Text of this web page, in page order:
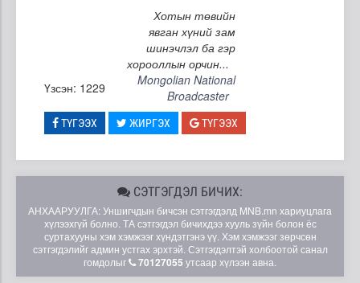
Хотын төвийн
явган хүний зам
шинэчлэл ба гэр
хорооллын орчин...
Үзсэн: 1229
Mongolian National
Broadcaster
ТҮГЭЭХ ЖИРГЭХ ТҮГЭЭХ
СЭТГЭГДЭЛ БИЧИХ:
АНХААРУУЛГА: Уншигчдын бичсэн сэтгэгдэлд MNB.mn хариуцлага
хүлээхгүй болно. ТА сэтгэгдэл бичихдээ хууль зүйн болон ёс
суртахууны хэм хэмжээг хүндэтгэнэ үү. Хэм хэмжээг зөрчсөн
сэтгэгдэлийг админ устгах эрхтэй. Сэтгэгдэлтэй холбоотой санал
гомдолыг
70127055 утсаар хүлээн авна.